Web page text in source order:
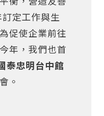
定工作與生
促使企業前往
年，我們也首
泰忠明台中館
。